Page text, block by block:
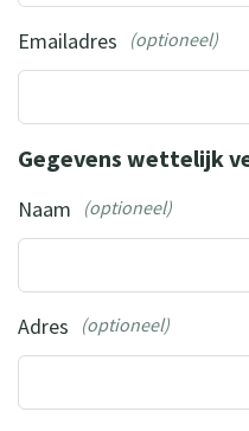
Emailadres (optioneel)
Gegevens wettelijk
Naam (optioneel)
Adres (optioneel)